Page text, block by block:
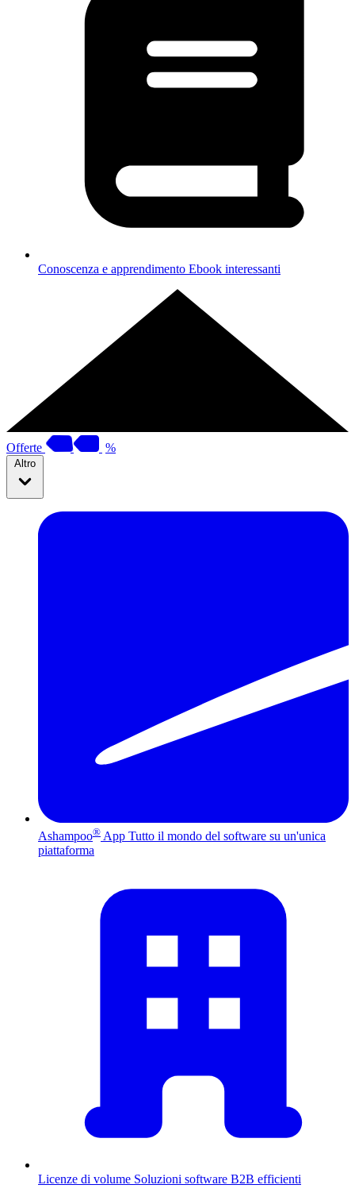
Conoscenza e apprendimento Ebook interessanti
Offerte %
Altro
Ashampoo® App Tutto il mondo del software su un'unica
piattaforma
Licenze di volume Soluzioni software B2B efficienti